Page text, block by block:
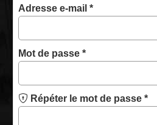
Adresse e-mail *Obligatoire
Mot de passe *Obligatoire
Répéter le mot de passe *